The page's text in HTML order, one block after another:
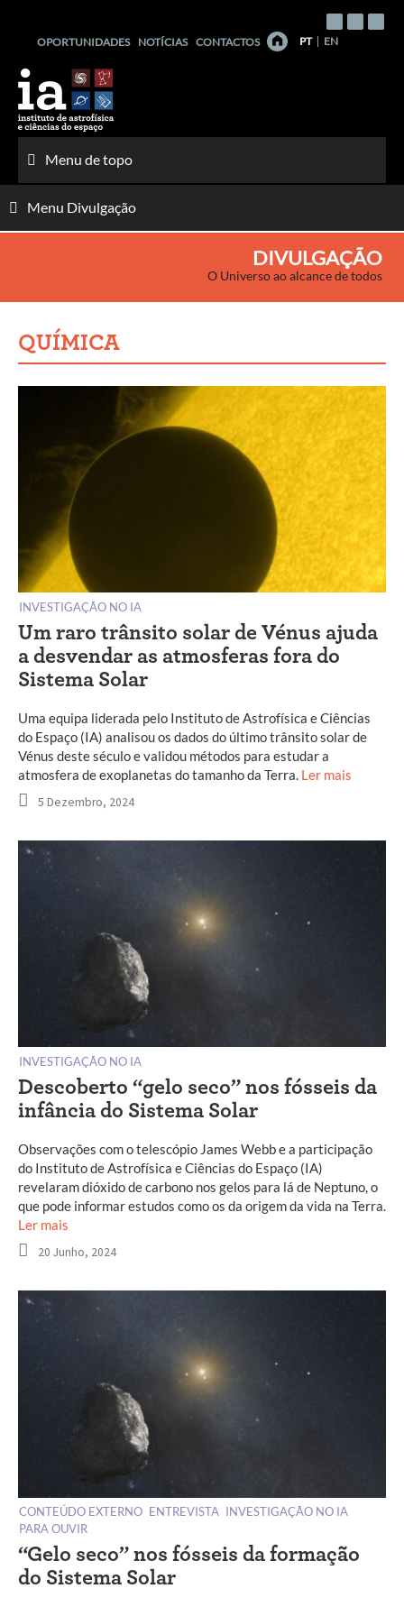
conteúdo
OPORTUNIDADES NOTÍCIAS CONTACTOS PT EN
Menu de topo
Menu Divulgação
DIVULGAÇÃO
O Universo ao alcance de todos
QUÍMICA
INVESTIGAÇÃO NO IA
Um raro trânsito solar de Vénus ajuda
a desvendar as atmosferas fora do
Sistema Solar
Uma equipa liderada pelo Instituto de Astrofísica e Ciências
do Espaço (IA) analisou os dados do último trânsito solar de
Vénus deste século e validou métodos para estudar a
atmosfera de exoplanetas do tamanho da Terra. Ler mais
5 Dezembro, 2024
INVESTIGAÇÃO NO IA
Descoberto “gelo seco” nos fósseis da
infância do Sistema Solar
Observações com o telescópio James Webb e a participação
do Instituto de Astrofísica e Ciências do Espaço (IA)
revelaram dióxido de carbono nos gelos para lá de Neptuno, o
que pode informar estudos como os da origem da vida na Terra.
Ler mais
20 Junho, 2024
CONTEÚDO EXTERNO ENTREVISTA INVESTIGAÇÃO NO IA
PARA OUVIR
“Gelo seco” nos fósseis da formação
do Sistema Solar